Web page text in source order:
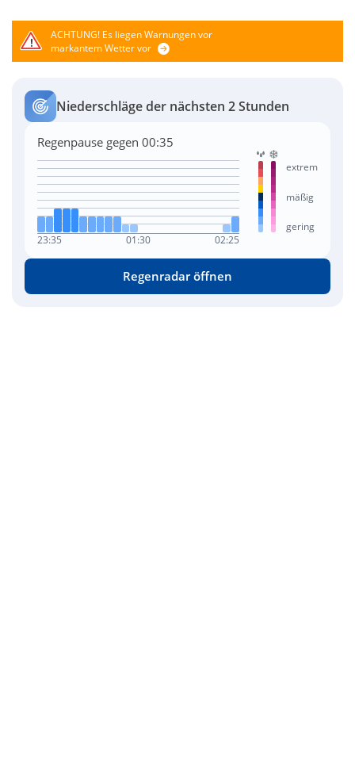
ACHTUNG!Es liegen Warnungen vor
markantem Wetter vor
Niederschläge der nächsten 2 Stunden
Regenpause gegen 00:35
23:35 01:30 02:25
extrem
mäßig
gering
Regenradar öffnen